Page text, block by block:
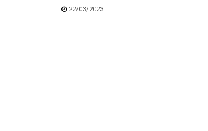
22/03/2023